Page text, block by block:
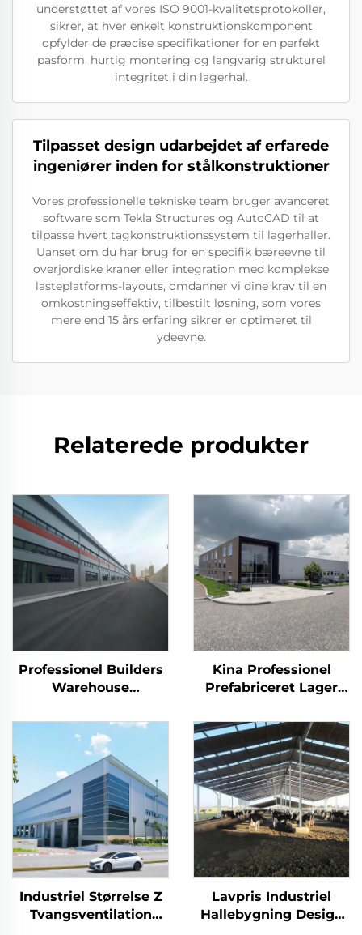
understøttet af vores ISO 9001-kvalitetsprotokoller,
sikrer, at hver enkelt konstruktionskomponent
opfylder de præcise specifikationer for en perfekt
pasform, hurtig montering og langvarig strukturel
integritet i din lagerhal.
Tilpasset design udarbejdet af erfarede
ingeniører inden for stålkonstruktioner
Vores professionelle tekniske team bruger avanceret
software som Tekla Structures og AutoCAD til at
tilpasse hvert tagkonstruktionssystem til lagerhaller.
Uanset om du har brug for en specifik bæreevne til
overjordiske kraner eller integration med komplekse
lasteplatforms-layouts, omdanner vi dine krav til en
omkostningseffektiv, tilbestilt løsning, som vores
mere end 15 års erfaring sikrer er optimeret til
ydeevne.
Relaterede produkter
Professionel Builders
Warehouse
Tagbjælker Ramme
Staldbygning
Kina Professionel
Prefabriceret Lager
Bygningsplaner
Staldbygning
Industriel Størrelse Z
Tvangsventilation
Lavpris Industriel
Hallebygning Design